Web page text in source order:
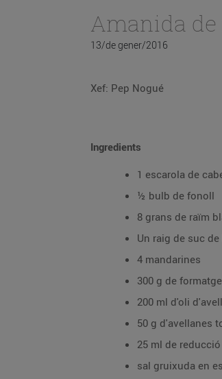
Amanida
13/de gener/2016
Xef: Pep Nogué
Ingredients
1 escarola de
½ bulb de fonoll
8 grans de raïm
Un raig de suc
4 mandarines
300 g de
200 ml d'oli
50 g d'avellanes
25 ml de
sal gruixuda en